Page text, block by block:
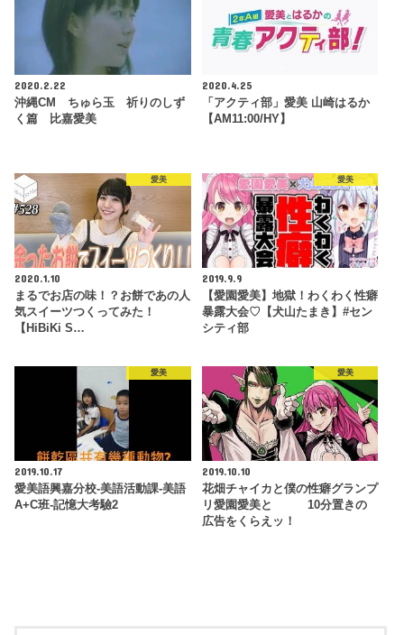
2020.2.22
沖縄CM ちゅら玉 祈りのしず
く篇 比嘉愛美
2020.4.25
「アクティ部」愛美 山崎はるか
【AM11:00/HY】
愛美
2020.1.10
まるでお店の味！？お餅であの人
気スイーツつくってみた！
【HiBiKi S…
愛美
2019.9.9
【愛園愛美】地獄！わくわく性癖
暴露大会♡【犬山たまき】#セン
シティ部
愛美
2019.10.17
愛美語興嘉分校-美語活動課-美語
A+C班-記憶大考驗2
愛美
2019.10.10
花畑チャイカと僕の性癖グランプ
リ愛園愛美と 10分置きの
広告をくらえッ！